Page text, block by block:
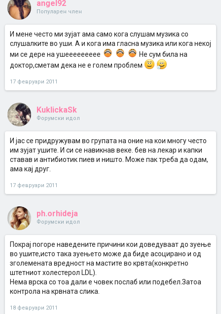
angel92
Популарен член
И мене често ми зујат ама само кога слушам музика со
слушалките во уши. А и кога има гласна музика или кога некој
ми се дере на ушеееееееее
Не сум била на
доктор,сметам дека не е голем проблем
17 февруари 2011
KuklickaSk
Форумски идол
И јас се придружувам во групата на оние на кои многу често
им зујат ушите. И си се навикнав веке. бев на лекар и капки
ставав и антибиотик пиев и ништо. Може пак треба да одам,
ама кај друг.
17 февруари 2011
ph.orhideja
Форумски идол
Покрај погоре наведените причини кои доведуваат до зуење
во ушите,исто така зуењето може да биде асоцирано и од
зголемената вредност на мастите во крвта(конкретно
штетниот холестерол LDL).
Нема врска со тоа дали е човек послаб или подебел.Затоа
контрола на крвната слика.
18 февруари 2011